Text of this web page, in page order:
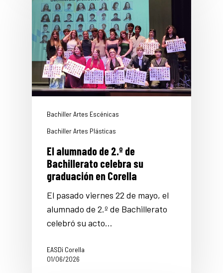
Bachiller Artes Escénicas
Bachiller Artes Plásticas
El alumnado de 2.º de
Bachillerato celebra su
graduación en Corella
El pasado viernes 22 de mayo, el
alumnado de 2.º de Bachillerato
celebró su acto…
EASDi Corella
01/06/2026